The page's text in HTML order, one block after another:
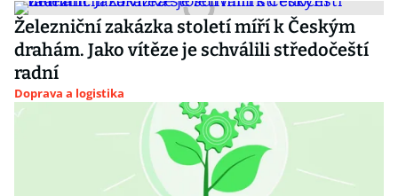
Železniční zakázka století míří k Českým
drahám. Jako vítěze je schválili středočeští
radní
Doprava a logistika